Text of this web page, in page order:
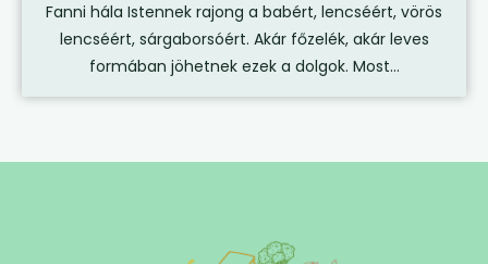
Fanni hála Istennek rajong a babért, lencséért, vörös
lencséért, sárgaborsóért. Akár főzelék, akár leves
formában jöhetnek ezek a dolgok. Most...